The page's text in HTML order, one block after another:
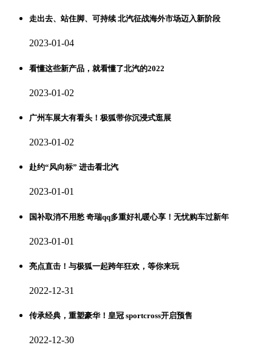
走出去、站住脚、可持续 北汽征战海外市场迈入新阶段
2023-01-04
看懂这些新产品，就看懂了北汽的2022
2023-01-02
广州车展大有看头！极狐带你沉浸式逛展
2023-01-02
赴约“风向标” 进击看北汽
2023-01-01
国补取消不用愁 奇瑞qq多重好礼暖心享！无忧购车过新年
2023-01-01
亮点直击！与极狐一起跨年狂欢，等你来玩
2022-12-31
传承经典，重塑豪华！皇冠 sportcross开启预售
2022-12-30